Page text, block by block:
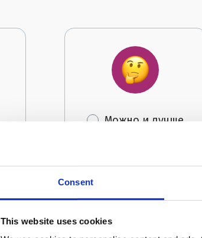
Consent
This website uses cookies
Можно и лучше